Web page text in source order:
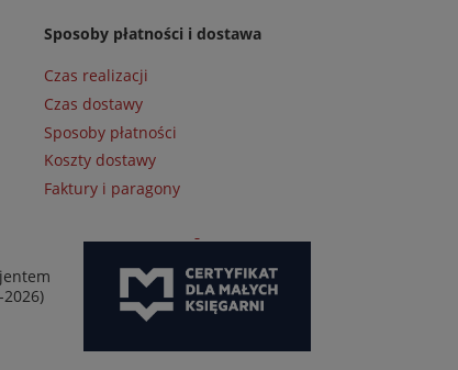
Sposoby płatności i dostawa
Czas realizacji
Czas dostawy
Sposoby płatności
Koszty dostawy
Faktury i paragony